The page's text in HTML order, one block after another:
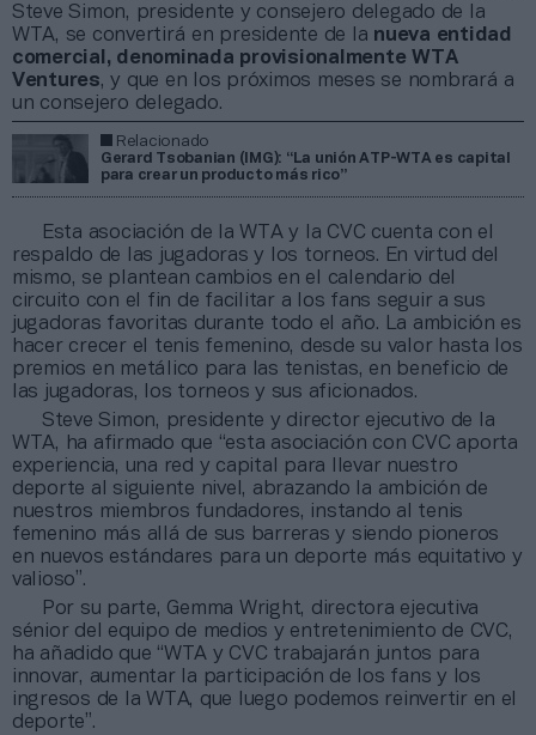
Steve Simon, presidente y consejero delegado de la
WTA, se convertirá en presidente de la nueva entidad
comercial, denominada provisionalmente WTA
Ventures, y que en los próximos meses se nombrará a
un consejero delegado.
Relacionado
Gerard Tsobanian (IMG): “La unión ATP-WTA es capital
para crear un producto más rico”
Esta asociación de la WTA y la CVC cuenta con el
respaldo de las jugadoras y los torneos. En virtud del
mismo, se plantean cambios en el calendario del
circuito con el fin de facilitar a los fans seguir a sus
jugadoras favoritas durante todo el año. La ambición es
hacer crecer el tenis femenino, desde su valor hasta los
premios en metálico para las tenistas, en beneficio de
las jugadoras, los torneos y sus aficionados.
Steve Simon, presidente y director ejecutivo de la
WTA, ha afirmado que “esta asociación con CVC aporta
experiencia, una red y capital para llevar nuestro
deporte al siguiente nivel, abrazando la ambición de
nuestros miembros fundadores, instando al tenis
femenino más allá de sus barreras y siendo pioneros
en nuevos estándares para un deporte más equitativo y
valioso”.
Por su parte, Gemma Wright, directora ejecutiva
sénior del equipo de medios y entretenimiento de CVC,
ha añadido que “WTA y CVC trabajarán juntos para
innovar, aumentar la participación de los fans y los
ingresos de la WTA, que luego podemos reinvertir en el
deporte”.